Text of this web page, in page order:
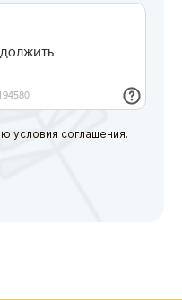
условия соглашения.